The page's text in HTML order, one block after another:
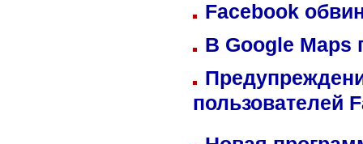
Facebook
В Google Maps
пользователей